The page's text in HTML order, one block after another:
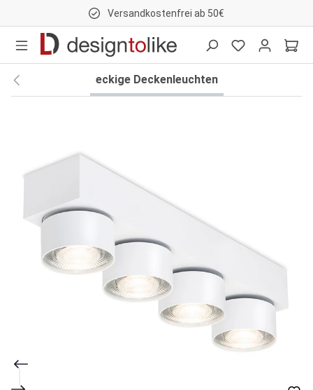
Versandkostenfrei ab 50€
eckige Deckenleuchten